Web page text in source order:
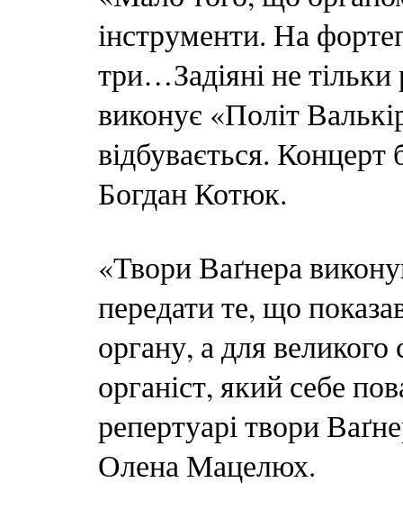
інструменти. На
три…Задіяні не
виконує «Політ
відбувається.
Богдан Котюк.
«Твори Ваґнера
передати те, що
органу, а для
органіст, який себе
репертуарі твори
Олена Мацелюх.